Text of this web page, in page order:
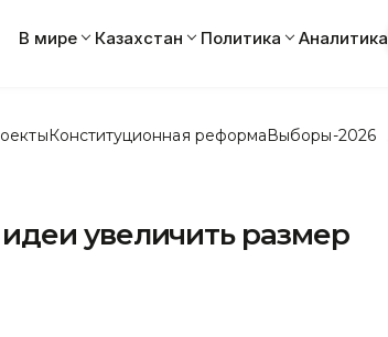
В мире Казахстан Политика Аналитика
Конституционная реформаВыборы-2026
увеличить размер